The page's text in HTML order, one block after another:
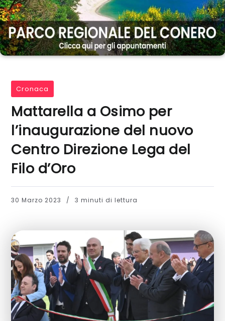
Cronaca
Mattarella a Osimo per
l’inaugurazione del nuovo
Centro Direzione Lega del
Filo d’Oro
30 Marzo 2023 3 minuti di lettura